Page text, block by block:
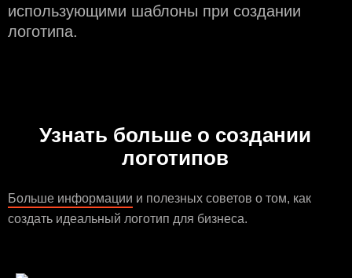
использующими шаблоны при создании
логотипа.
Узнать больше о создании
логотипов
Больше информации и полезных советов о том, как
создать идеальный логотип для бизнеса.